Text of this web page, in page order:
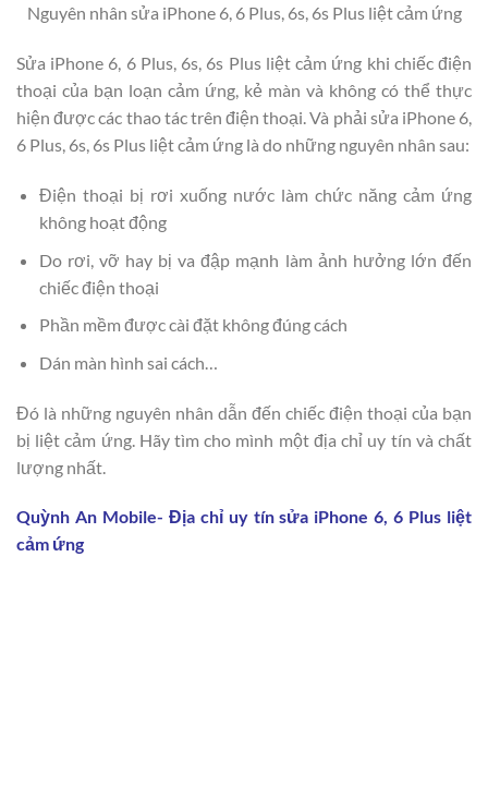
Nguyên nhân sửa iPhone 6, 6 Plus, 6s, 6s Plus liệt cảm ứng
Sửa iPhone 6, 6 Plus, 6s, 6s Plus liệt cảm ứng khi chiếc điện
thoại của bạn loạn cảm ứng, kẻ màn và không có thể thực
hiện được các thao tác trên điện thoại. Và phải sửa iPhone 6,
6 Plus, 6s, 6s Plus liệt cảm ứng là do những nguyên nhân sau:
Điện thoại bị rơi xuống nước làm chức năng cảm ứng
không hoạt động
Do rơi, vỡ hay bị va đập mạnh làm ảnh hưởng lớn đến
chiếc điện thoại
Phần mềm được cài đặt không đúng cách
Dán màn hình sai cách…
Đó là những nguyên nhân dẫn đến chiếc điện thoại của bạn
bị liệt cảm ứng. Hãy tìm cho mình một địa chỉ uy tín và chất
lượng nhất.
Quỳnh An Mobile- Địa chỉ uy tín sửa iPhone 6, 6 Plus liệt
cảm ứng